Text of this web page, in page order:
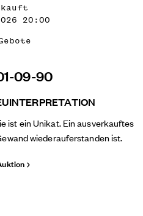
20:00
09-90
ist ein Unikat. Ein ausverkauftes
wiederauferstanden ist.